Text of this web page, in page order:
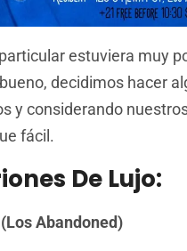
estuviera muy
decidimos hacer
y considerando
fácil.
De Lujo:
Abandoned)